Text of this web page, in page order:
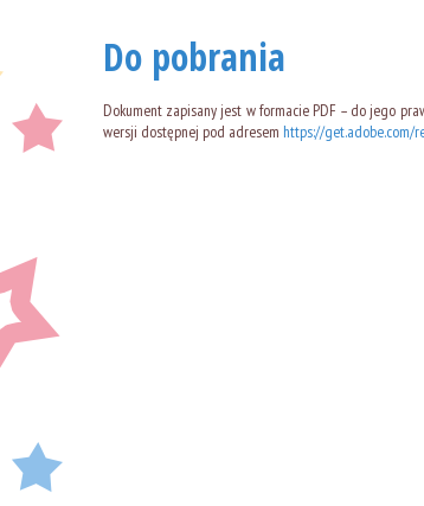
Do pobrania
Dokument zapisany jest w formacie PDF – do jego
wersji dostępnej pod adresem https://get.adobe.com/